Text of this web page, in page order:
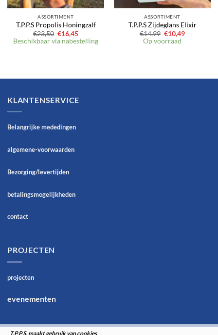
ASSORTIMENT
T.P.P.S Propolis Honingzalf
€23,50 Oorspronkelijke
prijs
was:
€16,45Huidige
prijs
is:
Beschikbaar via nabestelling
ASSORTIMENT
T.P.P.S Zijdeglans Elixir
€14,99 Oorspronkelijke
prijs
was:
€10,49Huidige
Op voorraad
KLANTENSERVICE
Belangrijke mededingen
algemene-voorwaarden
Bezorging/levertijden
betalingsmogelijkheden
contact
PROJECTEN
projecten
evenementen
T.P.P.S. maakt gebruik van cookies